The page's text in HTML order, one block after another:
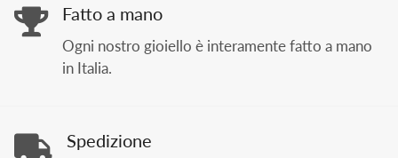
Fatto a mano
Ogni nostro gioiello è interamente fatto a mano
in Italia.
Spedizione